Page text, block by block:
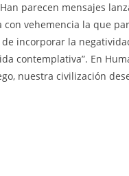
parecen mensajes
vehemencia la que
incorporar la
contemplativa”. En
nuestra civilización